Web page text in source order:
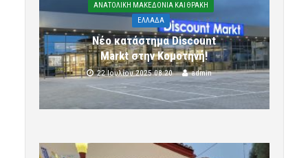
ΑΝΑΤΟΛΙΚΗ ΜΑΚΕΔΟΝΙΑ ΚΑΙ ΘΡΑΚΗ
ΕΛΛΑΔΑ
Νέο κατάστημα Discount
Markt στην Κομοτηνή!
22 Ιουλίου 2025 08:20 admin